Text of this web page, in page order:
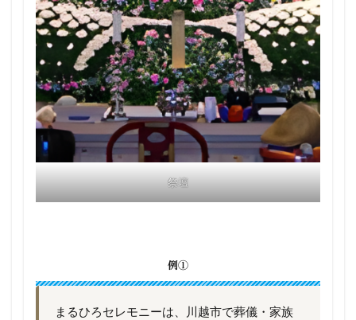
祭壇
例①
まるひろセレモニーは、川越市で葬儀・家族